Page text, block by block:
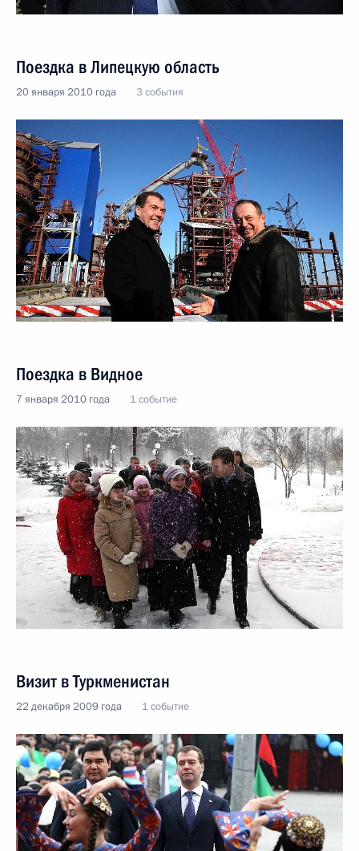
Поездка в Липецкую область
20 января 2010 года 3 события
Поездка в Видное
7 января 2010 года 1 событие
Визит в Туркменистан
22 декабря 2009 года 1 событие